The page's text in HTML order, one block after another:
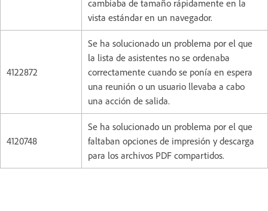
cambiaba de tamaño rápidamente en la
vista estándar en un navegador.
4122872
Se ha solucionado un problema por el que
la lista de asistentes no se ordenaba
correctamente cuando se ponía en espera
una reunión o un usuario llevaba a cabo
una acción de salida.
4120748
Se ha solucionado un problema por el que
faltaban opciones de impresión y descarga
para los archivos PDF compartidos.